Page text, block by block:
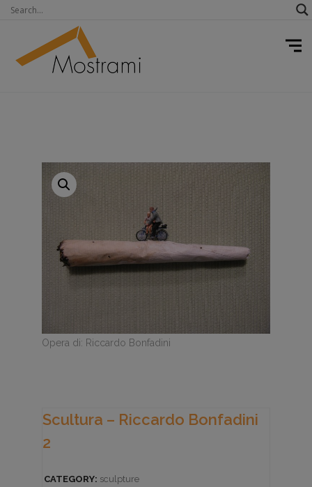
Opera di: Riccardo Bonfadini
Scultura – Riccardo Bonfadini
2
CATEGORY: sculpture